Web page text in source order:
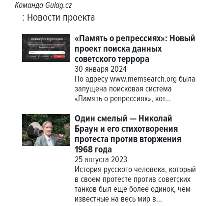
Команда Gulag.cz
: Новости проекта
«Память о репрессиях»: Новый
проект поиска данных
советского террора
30 января 2024
По адресуwww.memsearch.org была
запущена поисковая система
«Память о репрессиях», кот...
Один смелый — Николай
Браун и его стихотворения
протеста против вторжения
1968 года
25 августа 2023
История русского человека, который
в своем протесте против советских
танков был еще более одинок, чем
известные на весь мир в...